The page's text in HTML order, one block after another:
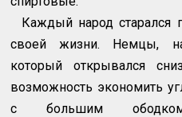
Каждый народ старался
своей жизни. Немцы,
который открывался
возможность экономить
с большим